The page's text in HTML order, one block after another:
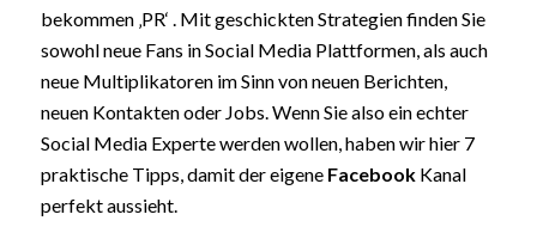
bekommen ‚PR‘ . Mit geschickten Strategien finden Sie
sowohl neue Fans in Social Media Plattformen, als auch
neue Multiplikatoren im Sinn von neuen Berichten,
neuen Kontakten oder Jobs. Wenn Sie also ein echter
Social Media Experte werden wollen, haben wir hier 7
praktische Tipps, damit der eigene FacebookKanal
perfekt aussieht.